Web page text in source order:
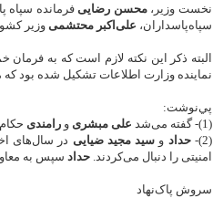
نخست وزیر،محسن رضاییفرمانده سپاه
سپاه‌پاسداران، علی‌اکبر محتشمی وزیر
البته ذکر این نکته لازم است که به
نماینده وزارت اطلاعات تشکیل شده بود
پي‌نوشت:
(1)- گفته می‌شد
علی مبشری و رامندی
(2)-
حداد و سید مجید ضیایی
امنیتی را دنبال‌ می‌‌کردند. حداد سپس به
سروش پاک‌نهاد